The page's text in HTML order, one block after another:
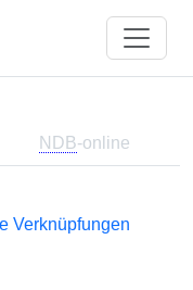
NDB-online
Verknüpfungen